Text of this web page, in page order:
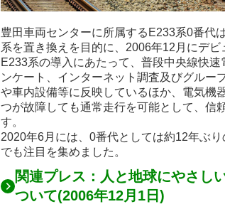
豊田車両センターに所属するE233系0番代
系を置き換えを目的に、2006年12月にデビ
E233系の導入にあたって、普段中央線快
ンケート、インターネット調査及びグルー
や車内設備等に反映しているほか、電気機
つが故障しても通常走行を可能として、信
す。
2020年6月には、0番代としては約12年ぶ
でも注目を集めました。
関連プレス：人と地球にやさし
ついて(2006年12月1日)